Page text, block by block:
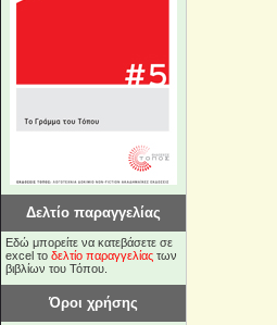
Δελτίο παραγγελίας
Εδώ μπορείτε να κατεβάσετε σε
excel το δελτίο παραγγελίας των
βιβλίων του Τόπου.
Όροι χρήσης